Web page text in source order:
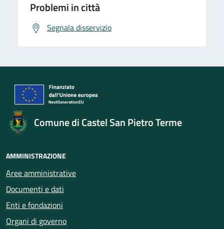
Problemi in città
Segnala disservizio
Comune di Castel San Pietro Terme
AMMINISTRAZIONE
Aree amministrative
Documenti e dati
Enti e fondazioni
Organi di governo